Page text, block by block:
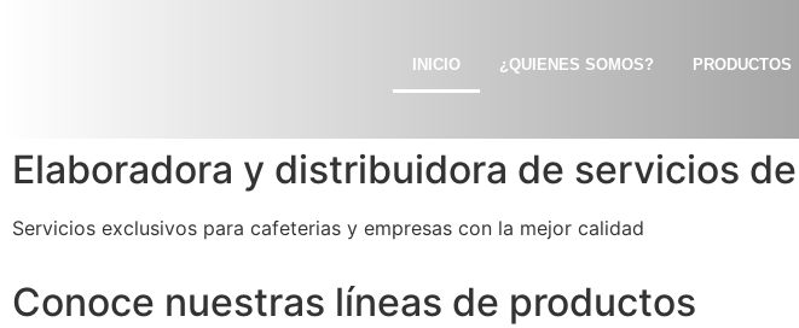
INICIO ¿QUIENES SOMOS? PRODUCTOS
Elaboradora y distribuidora de servicios
Servicios exclusivos para cafeterias y empresas con la mejor calidad
Conoce nuestras líneas de productos